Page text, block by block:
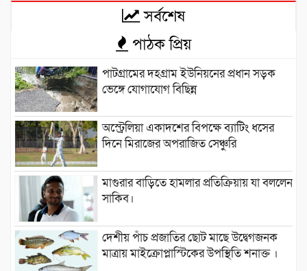
সর্বশেষ
পাঠক প্রিয়
পাটগ্রামের দহগ্রাম ইউনিয়নের প্রধান সড়ক
ভেঙ্গে যোগাযোগ বিছিন্ন
অস্ট্রেলিয়া একাদশের বিপক্ষে ব্যাটিং ধসের
দিনে মিরাজের অপরাজিত সেঞ্চুরি
মাগুরার বাড়িতে হামলার প্রতিক্রিয়ায় যা বললেন
সাকিব।
দেশীয় পাঁচ প্রজাতির ছোট মাছে উদ্বেগজনক
মাত্রায় মাইক্রোপ্লাস্টিকের উপস্থিতি শনাক্ত ।